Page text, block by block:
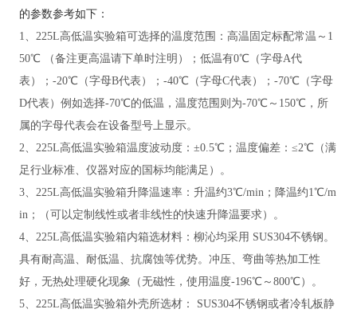
的参数参考如下：
1、225L高低温实验箱可选择的温度范围：高温固定标配常温～1
50℃ （备注更高温请下单时注明）；低温有0℃（字母A代
表）；-20℃（字母B代表）；-40℃（字母C代表）；-70℃（字母
D代表）例如选择-70℃的低温，温度范围则为-70℃～150℃，所
属的字母代表会在设备型号上显示。
2、225L高低温实验箱温度波动度：±0.5℃；温度偏差：≤2℃（满
足行业标准、仪器对应的国标均能满足）。
3、225L高低温实验箱升降温速率：升温约3℃/min；降温约1℃/m
in；（可以定制线性或者非线性的快速升降温要求）。
4、225L高低温实验箱内箱选材料：柳沁均采用 SUS304不锈钢。
具有耐高温、耐低温、抗腐蚀等优势。冲压、弯曲等热加工性
好，无热处理硬化现象（无磁性，使用温度-196℃～800℃）。
5、225L高低温实验箱外壳所选材： SUS304不锈钢或者冷轧板静